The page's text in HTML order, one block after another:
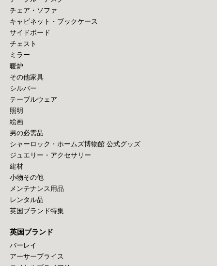
チェア・ソファ
キャビネット・ブックケース
サイドボード
チェスト
ミラー
暖炉
その他家具
シルバー
テーブルウェア
照明
絵画
男の必需品
シャーロック・ホームズ博物館 公式グッズ
ジュエリー・アクセサリー
建材
小物その他
メンテナンス用品
レンタル品
英国ブランド特集
英国ブランド
バーレイ
アーサープライス